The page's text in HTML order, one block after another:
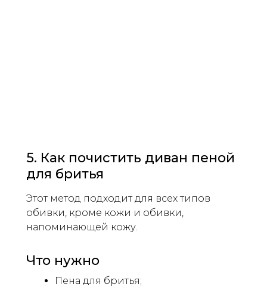
5. Как почистить диван пеной
для бритья
Этот метод подходит для всех типов
обивки, кроме кожи и обивки,
напоминающей кожу.
Что нужно
Пена для бритья;